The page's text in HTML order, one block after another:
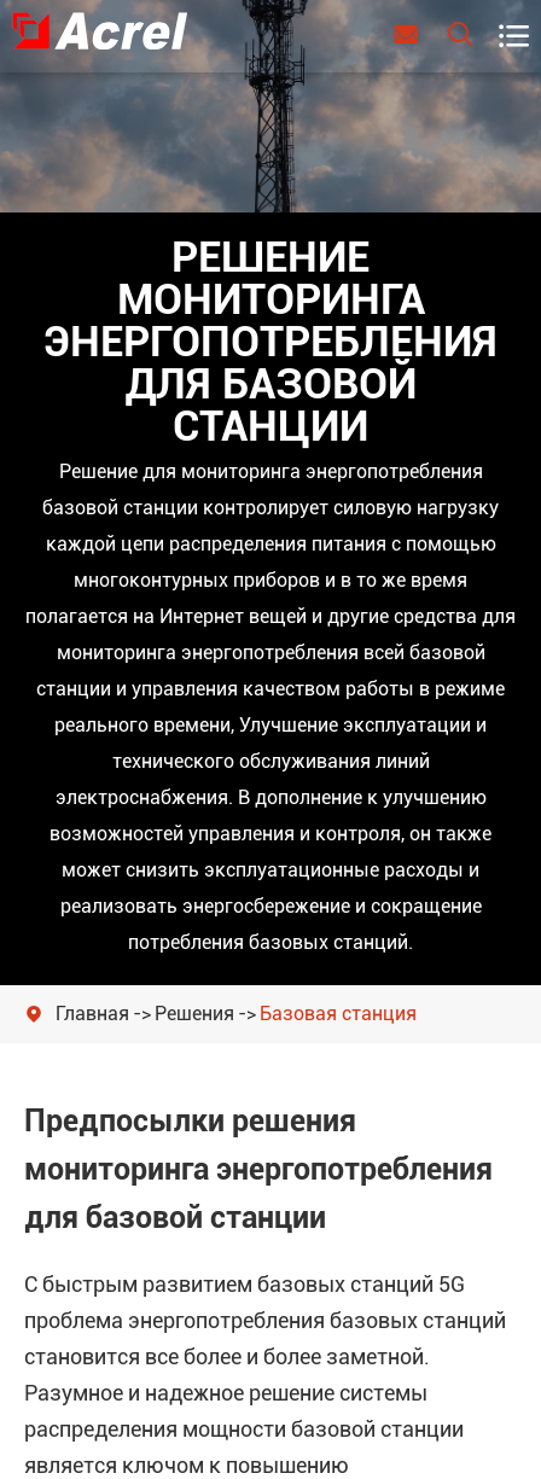
  
РЕШЕНИЕ
МОНИТОРИНГА
ЭНЕРГОПОТРЕБЛЕНИЯ
ДЛЯ БАЗОВОЙ
СТАНЦИИ
Решение для мониторинга энергопотребления
базовой станции контролирует силовую нагрузку
каждой цепи распределения питания с помощью
многоконтурных приборов и в то же время
полагается на Интернет вещей и другие средства для
мониторинга энергопотребления всей базовой
станции и управления качеством работы в режиме
реального времени, Улучшение эксплуатации и
технического обслуживания линий
электроснабжения. В дополнение к улучшению
возможностей управления и контроля, он также
может снизить эксплуатационные расходы и
реализовать энергосбережение и сокращение
потребления базовых станций.
 Главная Решения Базовая станция
Предпосылки решения
мониторинга энергопотребления
для базовой станции
С быстрым развитием базовых станций 5G
проблема энергопотребления базовых станций
становится все более и более заметной.
Разумное и надежное решение системы
распределения мощности базовой станции
является ключом к повышению